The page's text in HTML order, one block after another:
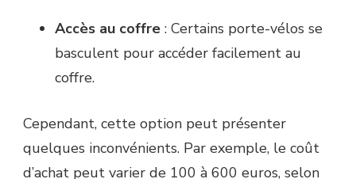
Accès au coffre : Certains porte-vélos se
basculent pour accéder facilement au
coffre.
Cependant, cette option peut présenter
quelques inconvénients. Par exemple, le coût
d’achat peut varier de 100 à 600 euros, selon